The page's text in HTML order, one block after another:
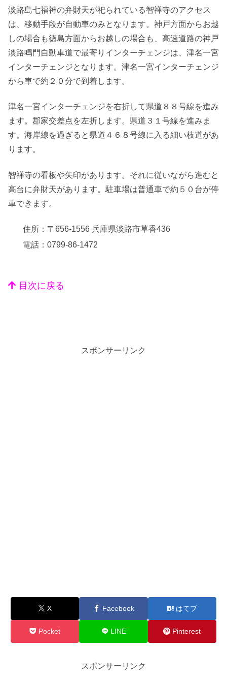
淡路島七福神の弁財天が祀られている智禅寺のアクセス
は、移動手段が自動車のみとなります。神戸方面からお越
しの場合も徳島方面からお越しの場合も、高速道路の神戸
淡路鳴門自動車道で最寄りインターチェンジは、津名一宮
インターチェンジとなります。津名一宮インターチェンジ
から車で約２０分で到着します。
津名一宮インターチェンジを右折して県道８８号線を進み
ます。郡家交差点を左折します。県道３１号線を進みま
す。海岸線を過ぎると県道４６８号線に入る細い枝道があ
ります。
智禅寺の看板や矢印があります。それに従いながら進むと
高台に弁財天があります。駐車場は普通車で約５０台が停
車できます。
住所：〒656-1556 兵庫県淡路市草香436
電話：0799-86-1472
目次に戻る
スポンサーリンク
X Facebook はてブ
Pocket LINE Pinterest
スポンサーリンク